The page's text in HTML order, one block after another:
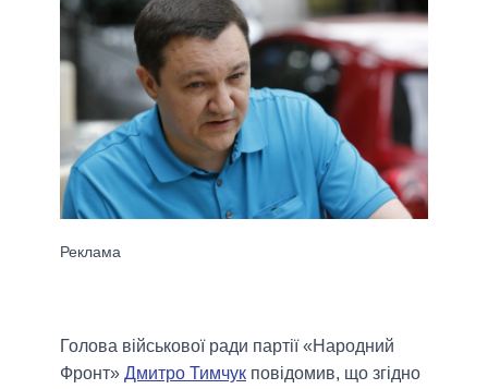
Голова військової ради партії «Народний
Фронт» Дмитро Тимчук повідомив, що згідно